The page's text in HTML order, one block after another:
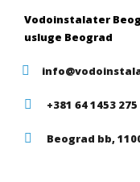
Vodoinstalater
usluge Beograd
+381 64 1453 275
Beograd bb,